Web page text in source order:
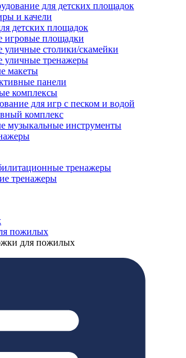
для детских площадок
и качели
детских площадок
игровые площадки
уличные столики/скамейки
уличные тренажеры
макеты
панели
комплексы
для игр с песком и водой
комплекс
музыкальные инструменты
тренажеры
тренажеры
пожилых
для пожилых